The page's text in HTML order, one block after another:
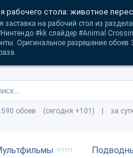
рабочего стола: животное
заставка на рабочий стол из
#kk слайдер #Animal
Оригинальное разрешение
обоев (сегодня +101) | за
(1177)